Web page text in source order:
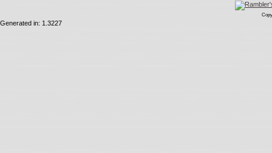
Generated in: 1.3227